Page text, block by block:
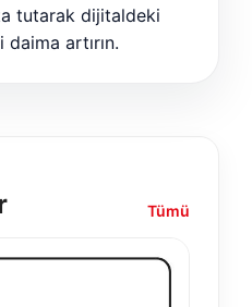
tutarak dijitaldeki
artırın.
Tümü